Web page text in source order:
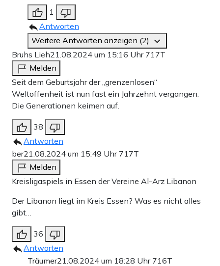
1
Antworten
Weitere Antworten anzeigen (2)
Bruhs Lieh21.08.2024 um 15:16 Uhr 717T
Melden
Seit dem Geburtsjahr der „grenzenlosen“
Weltoffenheit ist nun fast ein Jahrzehnt vergangen.
Die Generationen keimen auf.
38
Antworten
ber21.08.2024 um 15:49 Uhr 717T
Melden
Kreisligaspiels in Essen der Vereine Al-Arz Libanon
Der Libanon liegt im Kreis Essen? Was es nicht alles
gibt…
36
Antworten
Träumer21.08.2024 um 18:28 Uhr 716T